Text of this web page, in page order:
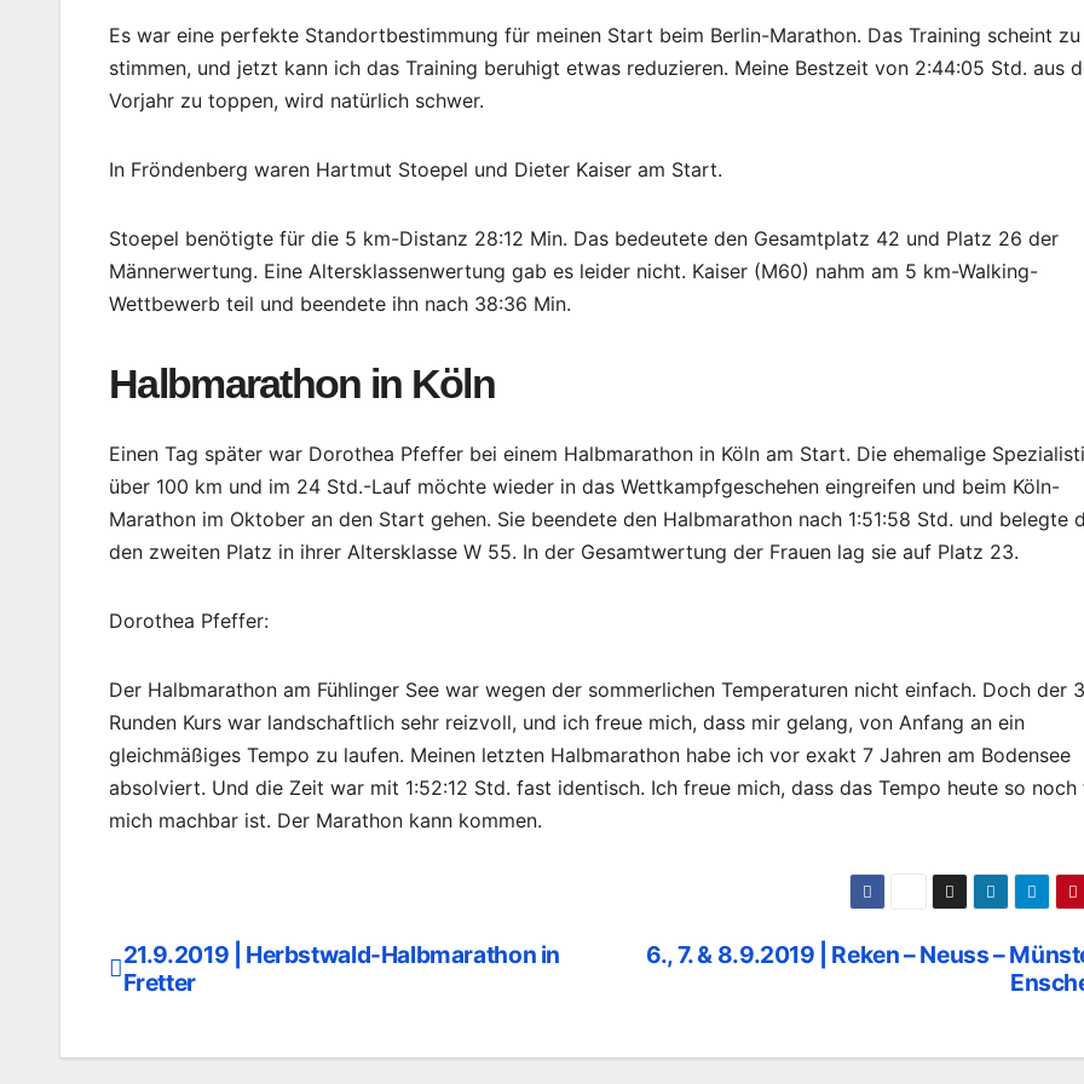
Es war eine perfekte Standortbestimmung für meinen Start beim Berlin-Marathon. Das Training scheint zu
stimmen, und jetzt kann ich das Training beruhigt etwas reduzieren. Meine Bestzeit von 2:44:05 Std. aus
Vorjahr zu toppen, wird natürlich schwer.
In Fröndenberg waren Hartmut Stoepel und Dieter Kaiser am Start.
Stoepel benötigte für die 5 km-Distanz 28:12 Min. Das bedeutete den Gesamtplatz 42 und Platz 26 der
Männerwertung. Eine Altersklassenwertung gab es leider nicht. Kaiser (M60) nahm am 5 km-Walking-
Wettbewerb teil und beendete ihn nach 38:36 Min.
Halbmarathon in Köln
Einen Tag später war Dorothea Pfeffer bei einem Halbmarathon in Köln am Start. Die ehemalige
über 100 km und im 24 Std.-Lauf möchte wieder in das Wettkampfgeschehen eingreifen und beim Köln-
Marathon im Oktober an den Start gehen. Sie beendete den Halbmarathon nach 1:51:58 Std. und belegte
den zweiten Platz in ihrer Altersklasse W 55. In der Gesamtwertung der Frauen lag sie auf Platz 23.
Dorothea Pfeffer:
Der Halbmarathon am Fühlinger See war wegen der sommerlichen Temperaturen nicht einfach. Doch der 3
Runden Kurs war landschaftlich sehr reizvoll, und ich freue mich, dass mir gelang, von Anfang an ein
gleichmäßiges Tempo zu laufen. Meinen letzten Halbmarathon habe ich vor exakt 7 Jahren am Bodensee
absolviert. Und die Zeit war mit 1:52:12 Std. fast identisch. Ich freue mich, dass das Tempo heute so noch
mich machbar ist. Der Marathon kann kommen.
Beitragsnavigation
6., 7. & 8.9.2019 | Reken – Neuss –
21.9.2019 | Herbstwald-Halbmarathon in
Fretter